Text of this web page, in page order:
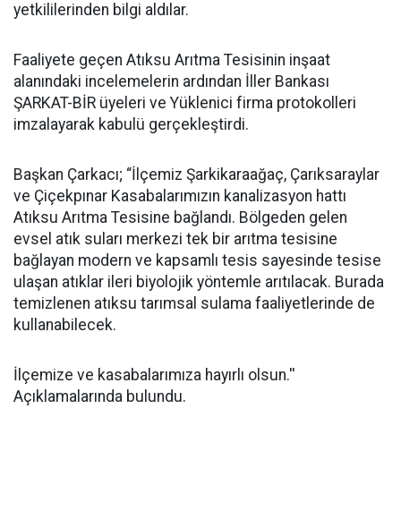
yetkililerinden bilgi aldılar.
Faaliyete geçen Atıksu Arıtma Tesisinin inşaat
alanındaki incelemelerin ardından İller Bankası
ŞARKAT-BİR üyeleri ve Yüklenici firma protokolleri
imzalayarak kabulü gerçekleştirdi.
Başkan Çarkacı; “İlçemiz Şarkikaraağaç, Çarıksaraylar
ve Çiçekpınar Kasabalarımızın kanalizasyon hattı
Atıksu Arıtma Tesisine bağlandı. Bölgeden gelen
evsel atık suları merkezi tek bir arıtma tesisine
bağlayan modern ve kapsamlı tesis sayesinde tesise
ulaşan atıklar ileri biyolojik yöntemle arıtılacak. Burada
temizlenen atıksu tarımsal sulama faaliyetlerinde de
kullanabilecek.
İlçemize ve kasabalarımıza hayırlı olsun.''
Açıklamalarında bulundu.